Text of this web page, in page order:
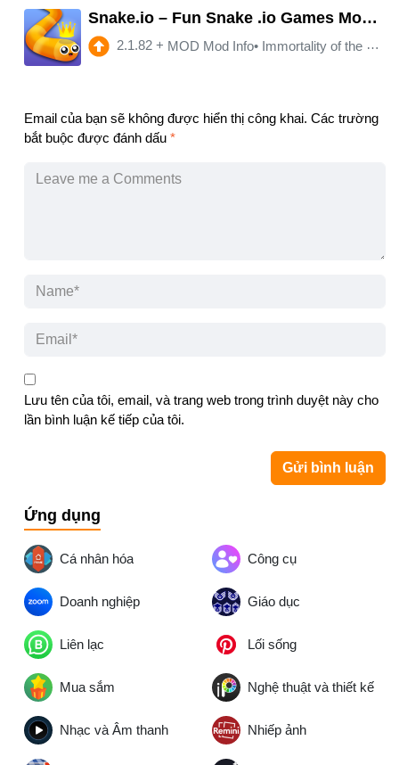
Snake.io – Fun Snake .io Games Mod APK 2.1.82
2.1.82 + MOD Mod Info• Immortality of the player • unlocking all skins • unlocking the shutdown of advertising
Email của bạn sẽ không được hiển thị công khai. Các trường
bắt buộc được đánh dấu *
Lưu tên của tôi, email, và trang web trong trình duyệt này cho
lần bình luận kế tiếp của tôi.
Ứng dụng
Cá nhân hóa Công cụ
Doanh nghiệp Giáo dục
Liên lạc Lối sống
Mua sắm Nghệ thuật và thiết kế
Nhạc và Âm thanh Nhiếp ảnh